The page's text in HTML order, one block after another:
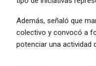
Además, señaló que
colectivo y convocó a
potenciar una actividad